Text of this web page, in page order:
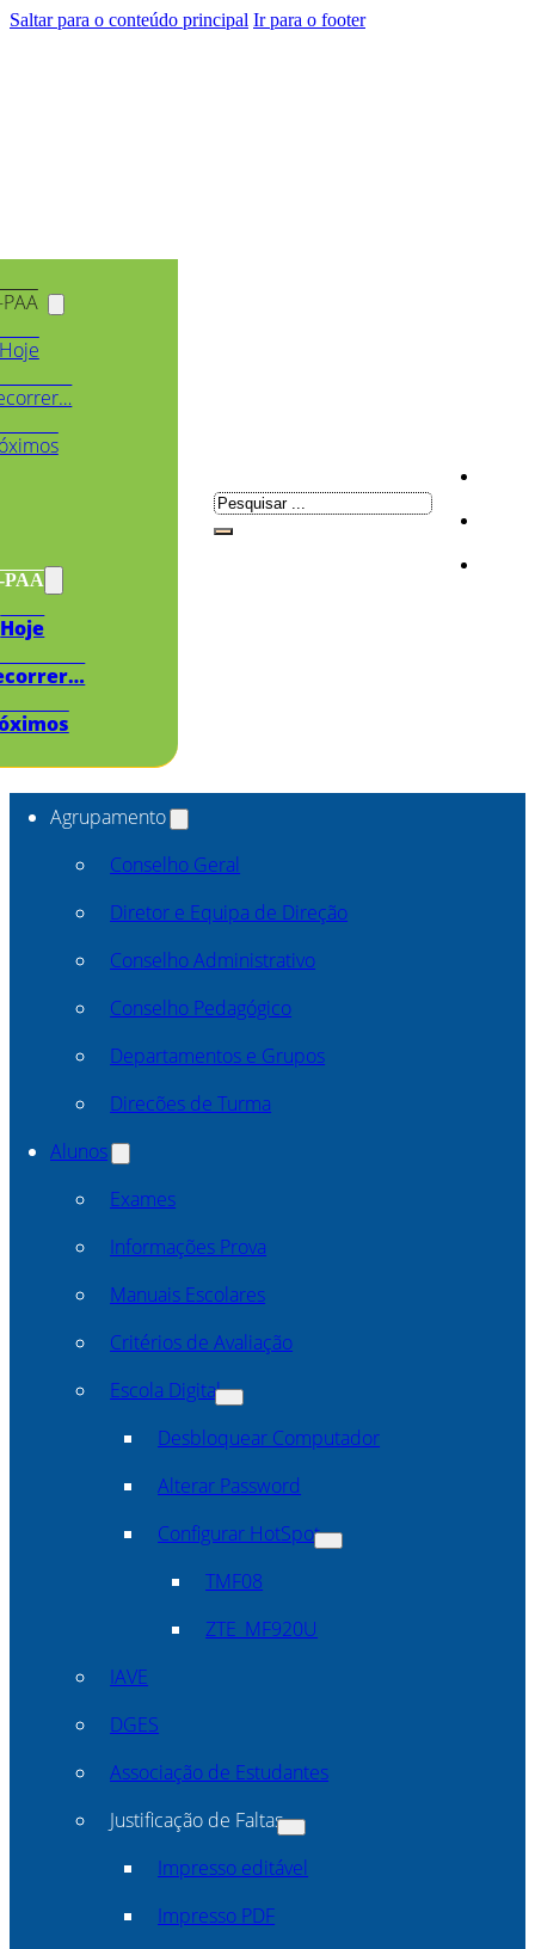
Saltar para o conteúdo principal Ir para o footer
PAA
Hoje
Pesquisar
Agrupamento
Conselho Geral
Diretor e Equipa de Direção
Conselho Administrativo
Conselho Pedagógico
Departamentos e Grupos
Direcões de Turma
Alunos
Exames
Informações Prova
Manuais Escolares
Critérios de Avaliação
Escola Digital
Desbloquear Computador
Alterar Password
Configurar HotSpot
TMF08
ZTE_MF920U
IAVE
DGES
Associação de Estudantes
Justificação de Faltas
Impresso editável
Impresso PDF